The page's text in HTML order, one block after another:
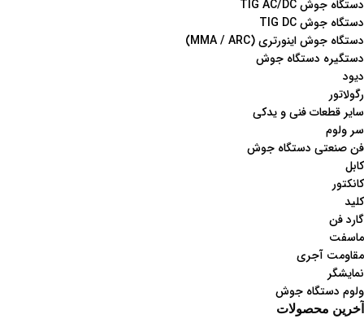
دستگاه جوش TIG AC/DC
دستگاه جوش TIG DC
دستگاه جوش اینورتری (MMA / ARC)
دستگیره دستگاه جوش
دیود
رگولاتور
سایر قطعات فنی و یدکی
سر ولوم
فن صنعتی دستگاه جوش
کابل
کانکتور
کلید
گارد فن
ماسفت
مقاومت آجری
نمایشگر
ولوم دستگاه جوش
آخرین محصولات